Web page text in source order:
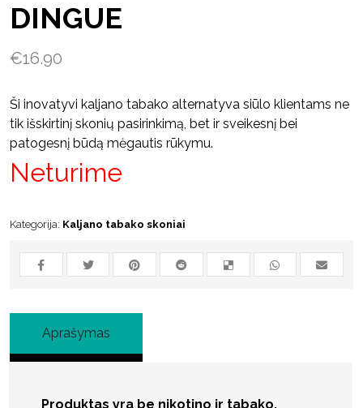
DINGUE
€16.90
Ši inovatyvi kaljano tabako alternatyva siūlo klientams ne
tik išskirtinį skonių pasirinkimą, bet ir sveikesnį bei
patogesnį būdą mėgautis rūkymu.
Neturime
Kategorija: Kaljano tabako skoniai
Aprašymas
Produktas yra be nikotino ir tabako.